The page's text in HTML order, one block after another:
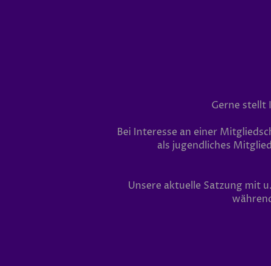
Gerne stellt
Bei Interesse an einer
als jugendliches Mitglied
Unsere aktuelle Satzung mit